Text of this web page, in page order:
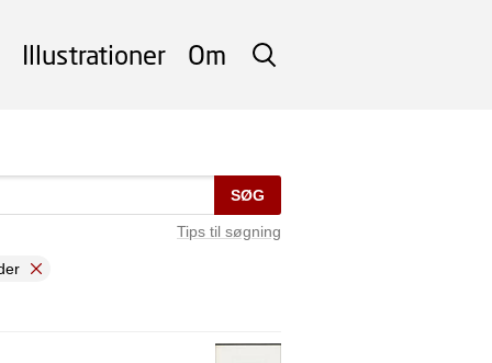
SØG
Illustrationer Om
SØG
Tips til søgning